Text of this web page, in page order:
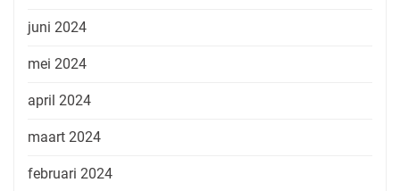
juni 2024
mei 2024
april 2024
maart 2024
februari 2024